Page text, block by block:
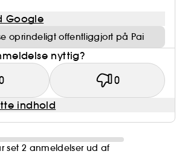
Google
oprindeligt offentliggjort på Pai
nyttig?
0
indhold
set 2 anmeldelser ud af